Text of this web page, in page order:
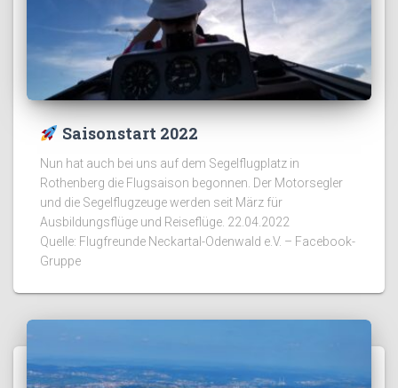
Saisonstart 2022
Nun hat auch bei uns auf dem Segelflugplatz in
Rothenberg die Flugsaison begonnen. Der Motorsegler
und die Segelflugzeuge werden seit März für
Ausbildungsflüge und Reiseflüge. 22.04.2022
Quelle: Flugfreunde Neckartal-Odenwald e.V. – Facebook-
Gruppe